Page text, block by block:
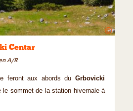
©
Centar
A/R
feront aux abords du Grbovicki
le sommet de la station hivernale à